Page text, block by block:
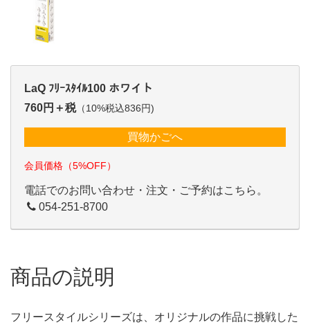
LaQ ﾌﾘｰｽﾀｲﾙ100 ホワイト
760円＋税（10%税込836円)
買物かごへ
会員価格（5%OFF）
電話でのお問い合わせ・注文・ご予約はこちら。
054-251-8700
商品の説明
フリースタイルシリーズは、オリジナルの作品に挑戦した